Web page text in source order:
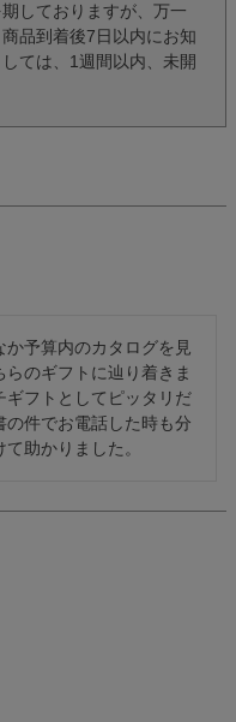
しておりますが、万一
品到着後7日以内にお知
ては、1週間以内、未開
予算内のカタログを見
のギフトに辿り着きま
ギフトとしてピッタリだ
の件でお電話した時も分
助かりました。